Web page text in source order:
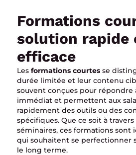
Formations
solution rapide
efficace
Les formations courtes se
durée limitée et leur contenu
souvent conçues pour répondre
immédiat et permettent aux
rapidement des outils ou des
spécifiques. Que ce soit à
séminaires, ces formations sont
qui souhaitent se perfectionner
le long terme.